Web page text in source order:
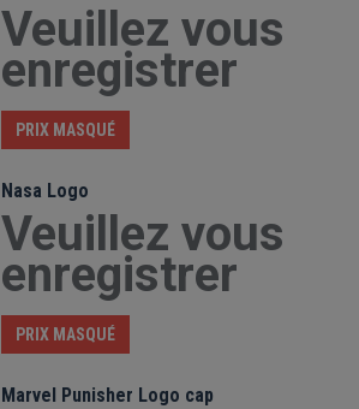
Veuillez vous
enregistrer
PRIX MASQUÉ
Nasa Logo
Veuillez vous
enregistrer
PRIX MASQUÉ
Marvel Punisher Logo cap